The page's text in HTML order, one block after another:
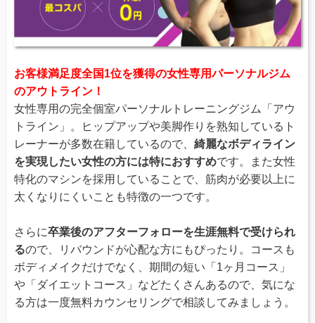
お客様満足度全国1位を獲得の女性専用パーソナルジム
のアウトライン！
女性専用の完全個室パーソナルトレーニングジム「アウ
トライン」。ヒップアップや美脚作りを熟知しているト
レーナーが多数在籍しているので、 綺麗なボディライン
を実現したい女性の方には特におすすめです。また女性
特化のマシンを採用していることで、筋肉が必要以上に
太くなりにくいことも特徴の一つです。
さらに卒業後のアフターフォローを生涯無料で受けられ
るので、リバウンドが心配な方にもぴったり。コースも
ボディメイクだけでなく、期間の短い「1ヶ月コース」
や「ダイエットコース」などたくさんあるので、気にな
る方は一度無料カウンセリングで相談してみましょう。